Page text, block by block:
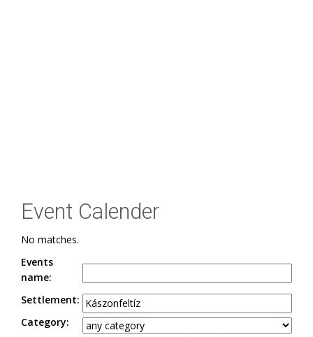
Event Calender
No matches.
Events
name:
Settlement:
Category: